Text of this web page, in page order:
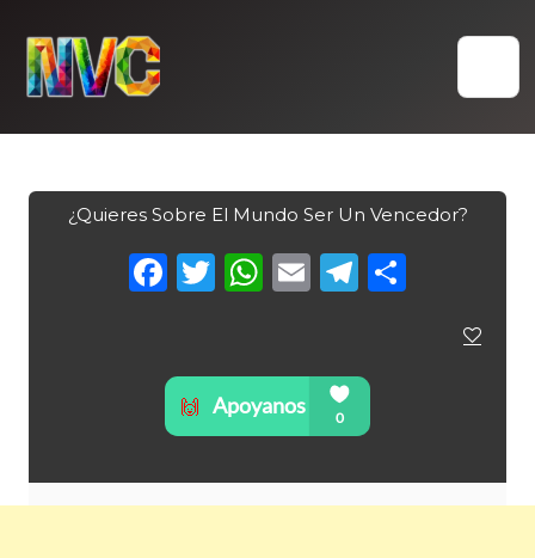
content
¿Quieres Sobre El Mundo Ser Un Vencedor?
Facebook
Twitter
WhatsApp
Email